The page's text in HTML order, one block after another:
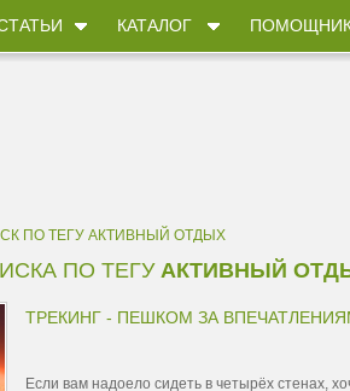
КАТАЛОГ
ПО ТЕГУ АКТИВНЫЙ ОТДЫХ
ПО ТЕГУ АКТИВНЫЙ
ТРЕКИНГ - ПЕШКОМ ЗА
Если вам надоело сидеть в четырёх стенах,